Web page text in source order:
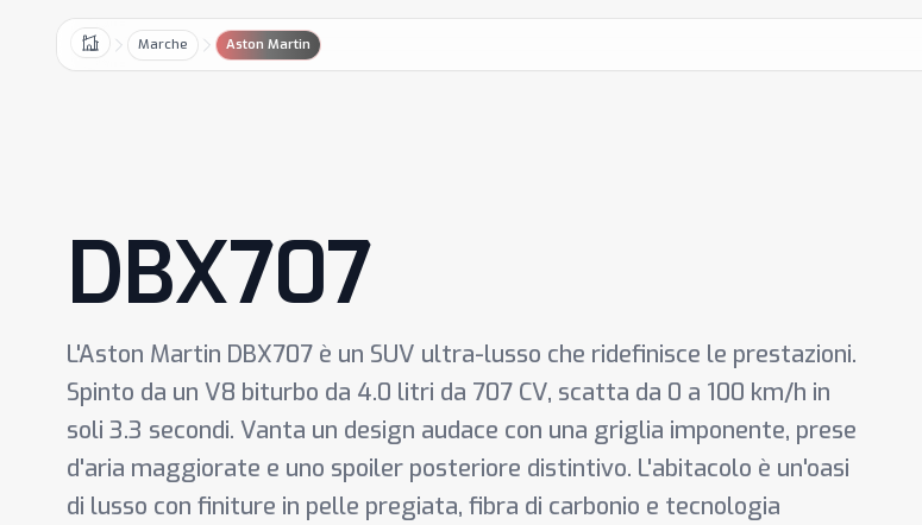
Home Marche Aston Martin
DBX707
L'Aston Martin DBX707 è un SUV ultra-lusso che ridefinisce le prestazioni.
Spinto da un V8 biturbo da 4.0 litri da 707 CV, scatta da 0 a 100 km/h in
soli 3.3 secondi. Vanta un design audace con una griglia imponente, prese
d'aria maggiorate e uno spoiler posteriore distintivo. L'abitacolo è un'oasi
di lusso con finiture in pelle pregiata, fibra di carbonio e tecnologia